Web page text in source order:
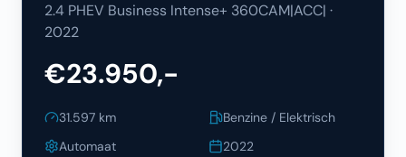
2.4 PHEV Business Intense+ 360CAM|ACC| ·
2022
€23.950,-
31.597 km
Benzine / Elektrisch
Automaat
2022